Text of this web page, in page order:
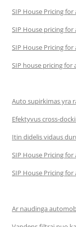
SIP House Pricing
SIP House pricing
SIP House Pricing
SIP house pricing for
Auto supirkimas yra
Efektyvus cross-
Itin didelis vidaus
SIP House Pricing
SIP House Pricing
Ar naudinga